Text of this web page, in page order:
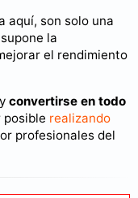
aquí, son solo una
la
el rendimiento
convertirse en todo
posible realizando
profesionales del